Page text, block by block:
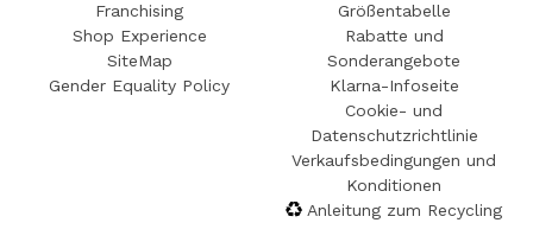
Franchising
Shop Experience
SiteMap
Gender Equality Policy
Größentabelle
Rabatte und
Sonderangebote
Klarna-Infoseite
Cookie- und
Datenschutzrichtlinie
Verkaufsbedingungen und
Konditionen
Anleitung zum Recycling